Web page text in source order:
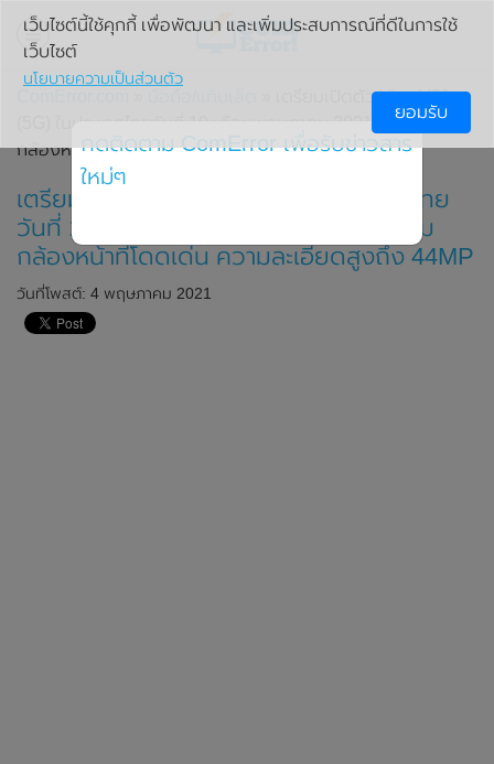
» เตรียมเปิดตัว Vivo V21
(5G) ในประเทศไทยวันที่ 10 เดือนพฤษภาคม 2021 นี้ มาพร้อม
กล้องหน้าที่โดดเด่น ความละเอียดสูงถึง 44MP
เตรียมเปิดตัว Vivo V21 (5G) ในประเทศไทย
วันที่ 10 เดือนพฤษภาคม 2021 นี้ มาพร้อม
กล้องหน้าที่โดดเด่น ความละเอียดสูงถึง 44MP
วันที่โพสต์: 4 พฤษภาคม 2021
เว็บไซต์นี้ใช้คุกกี้ เพื่อพัฒนา และเพิ่มประสบการณ์ที่ดีในการใช้
เว็บไซต์
นโยบายความเป็นส่วนตัว
ยอมรับ
กดติดตาม ComError เพื่อรับข่าวสาร
ใหม่ๆ